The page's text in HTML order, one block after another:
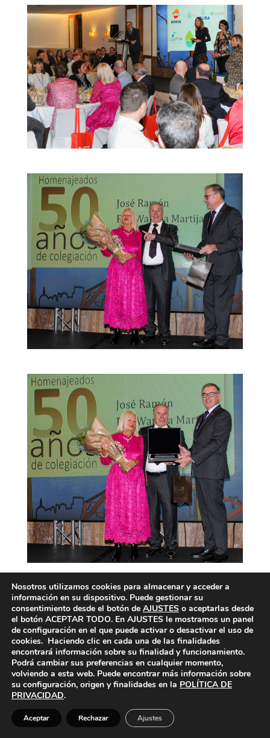
Nosotros utilizamos cookies para almacenar y acceder a
información en su dispositivo. Puede gestionar su
consentimiento desde el botón de AJUSTES o aceptarlas desde
el botón ACEPTAR TODO. En AJUSTES le mostramos un panel
de configuración en el que puede activar o desactivar el uso de
cookies. Haciendo clic en cada una de las finalidades
encontrará información sobre su finalidad y funcionamiento.
Podrá cambiar sus preferencias en cualquier momento,
volviendo a esta web. Puede encontrar más información sobre
su configuración, origen y finalidades en la POLÍTICA DE
PRIVACIDAD.
Aceptar Rechazar Ajustes